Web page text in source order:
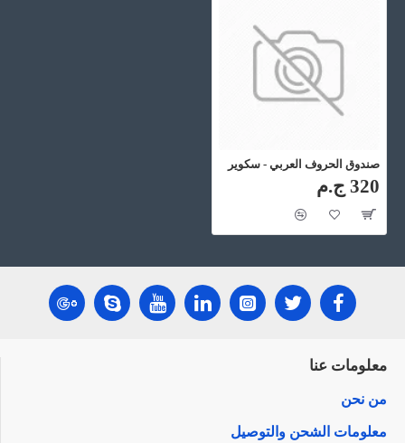
صندوق الحروف العربي - سكوير
320 ج.م
معلومات عنا
من نحن
معلومات الشحن والتوصيل